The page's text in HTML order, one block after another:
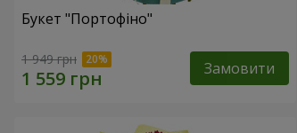
Букет "Портофіно"
1 949 грн Замовити